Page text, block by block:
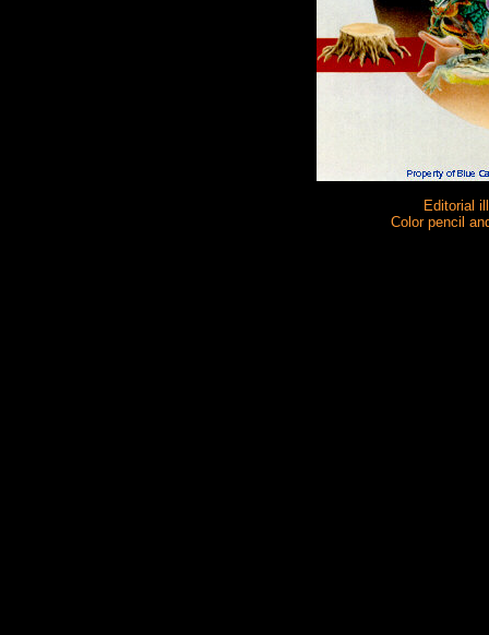
Editorial
Color pencil